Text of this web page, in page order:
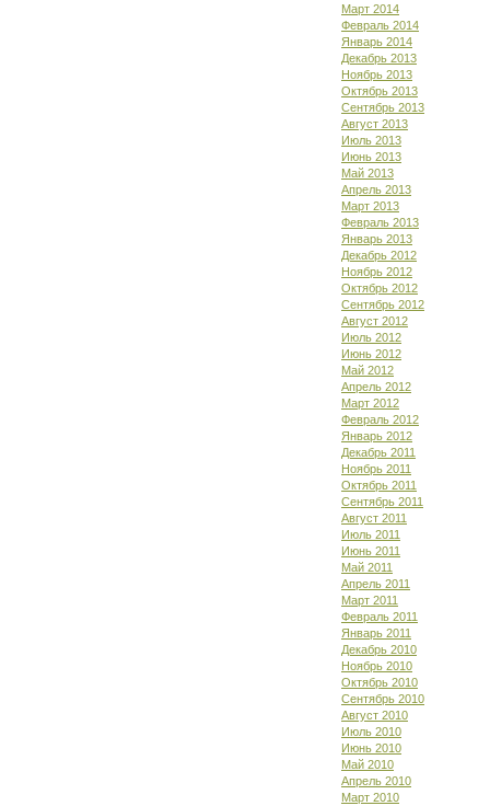
Март 2014
Февраль 2014
Январь 2014
Декабрь 2013
Ноябрь 2013
Октябрь 2013
Сентябрь 2013
Август 2013
Июль 2013
Июнь 2013
Май 2013
Апрель 2013
Март 2013
Февраль 2013
Январь 2013
Декабрь 2012
Ноябрь 2012
Октябрь 2012
Сентябрь 2012
Август 2012
Июль 2012
Июнь 2012
Май 2012
Апрель 2012
Март 2012
Февраль 2012
Январь 2012
Декабрь 2011
Ноябрь 2011
Октябрь 2011
Сентябрь 2011
Август 2011
Июль 2011
Июнь 2011
Май 2011
Апрель 2011
Март 2011
Февраль 2011
Январь 2011
Декабрь 2010
Ноябрь 2010
Октябрь 2010
Сентябрь 2010
Август 2010
Июль 2010
Июнь 2010
Май 2010
Апрель 2010
Март 2010